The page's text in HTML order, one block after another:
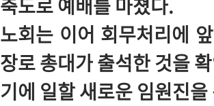
노회는 이어 회무처리에
장로 총대가 출석한 것을
기에 일할 새로운 임원진